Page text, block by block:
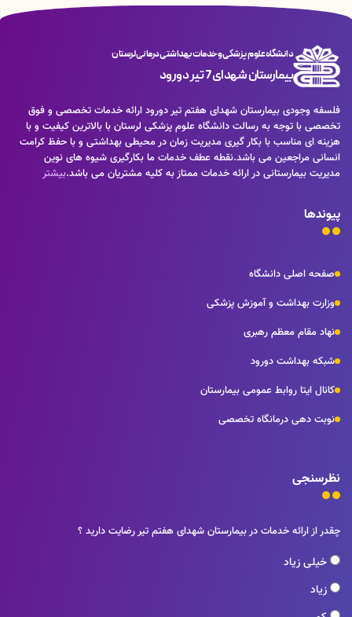
دانشگاه علوم پزشکی و خدمات بهداشتی درمانی لرستان
بیمارستان شهدای 7 تیر دورود
فلسفه وجودی بیمارستان شهدای هفتم تیر دورود ارائه خدمات تخصصی و فوق
تخصصی با توجه به رسالت دانشگاه علوم پزشکی لرستان با بالاترین کیفیت و با
هزینه ای مناسب با بکار گیری مدیریت زمان در محیطی بهداشتی و با حفظ کرامت
انسانی مراجعین می باشد.نقطه عطف خدمات ما بکارگیری شیوه های نوین
مدیریت بیمارستانی در ارائه خدمات ممتاز به کلیه مشتریان می باشد.بیشتر
پیوندها
صفحه اصلی دانشگاه
وزارت بهداشت و آموزش پزشکی
نهاد مقام معظم رهبری
شبکه بهداشت دورود
کانال ایتا روابط عمومی بیمارستان
نوبت دهی درمانگاه تخصصی
نظرسنجی
چقدر از ارائه خدمات در بیمارستان شهدای هفتم تیر رضایت دارید ؟
خیلی زیاد
زیاد